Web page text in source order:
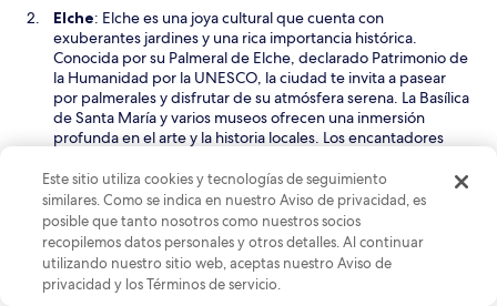
u
e
v
a
v
e
n
a
n
a
ElcheS
e
a
b
r
i
r
e
n
u
n
a
u
: Elche es una joya cultural que cuenta con
exuberantes jardines y una rica importancia histórica.
Conocida por su Palmeral de Elche, declarado Patrimonio de
la Humanidad por la UNESCO, la ciudad te invita a pasear
por palmerales y disfrutar de su atmósfera serena. La Basílica
de Santa María y varios museos ofrecen una inmersión
profunda en el arte y la historia locales. Los encantadores
después de un día de exploración. Es un lugar ideal para
aquellos que aprecian un ambiente más tranquilo y relajado,
a la vez que tienen acceso a atracciones culturales y
hermosos paisajes.
OrihuelaS
e
: Orihuela es una ciudad acogedora que combina
a la perfección el ambiente playero con una atmósfera
Este sitio utiliza cookies y tecnologías de seguimiento
similares. Como se indica en nuestro Aviso de privacidad, es
posible que tanto nosotros como nuestros socios
recopilemos datos personales y otros detalles. Al continuar
utilizando nuestro sitio web, aceptas nuestro Aviso de
privacidad y los Términos de servicio.